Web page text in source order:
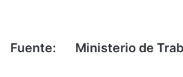
Fuente: Ministerio de